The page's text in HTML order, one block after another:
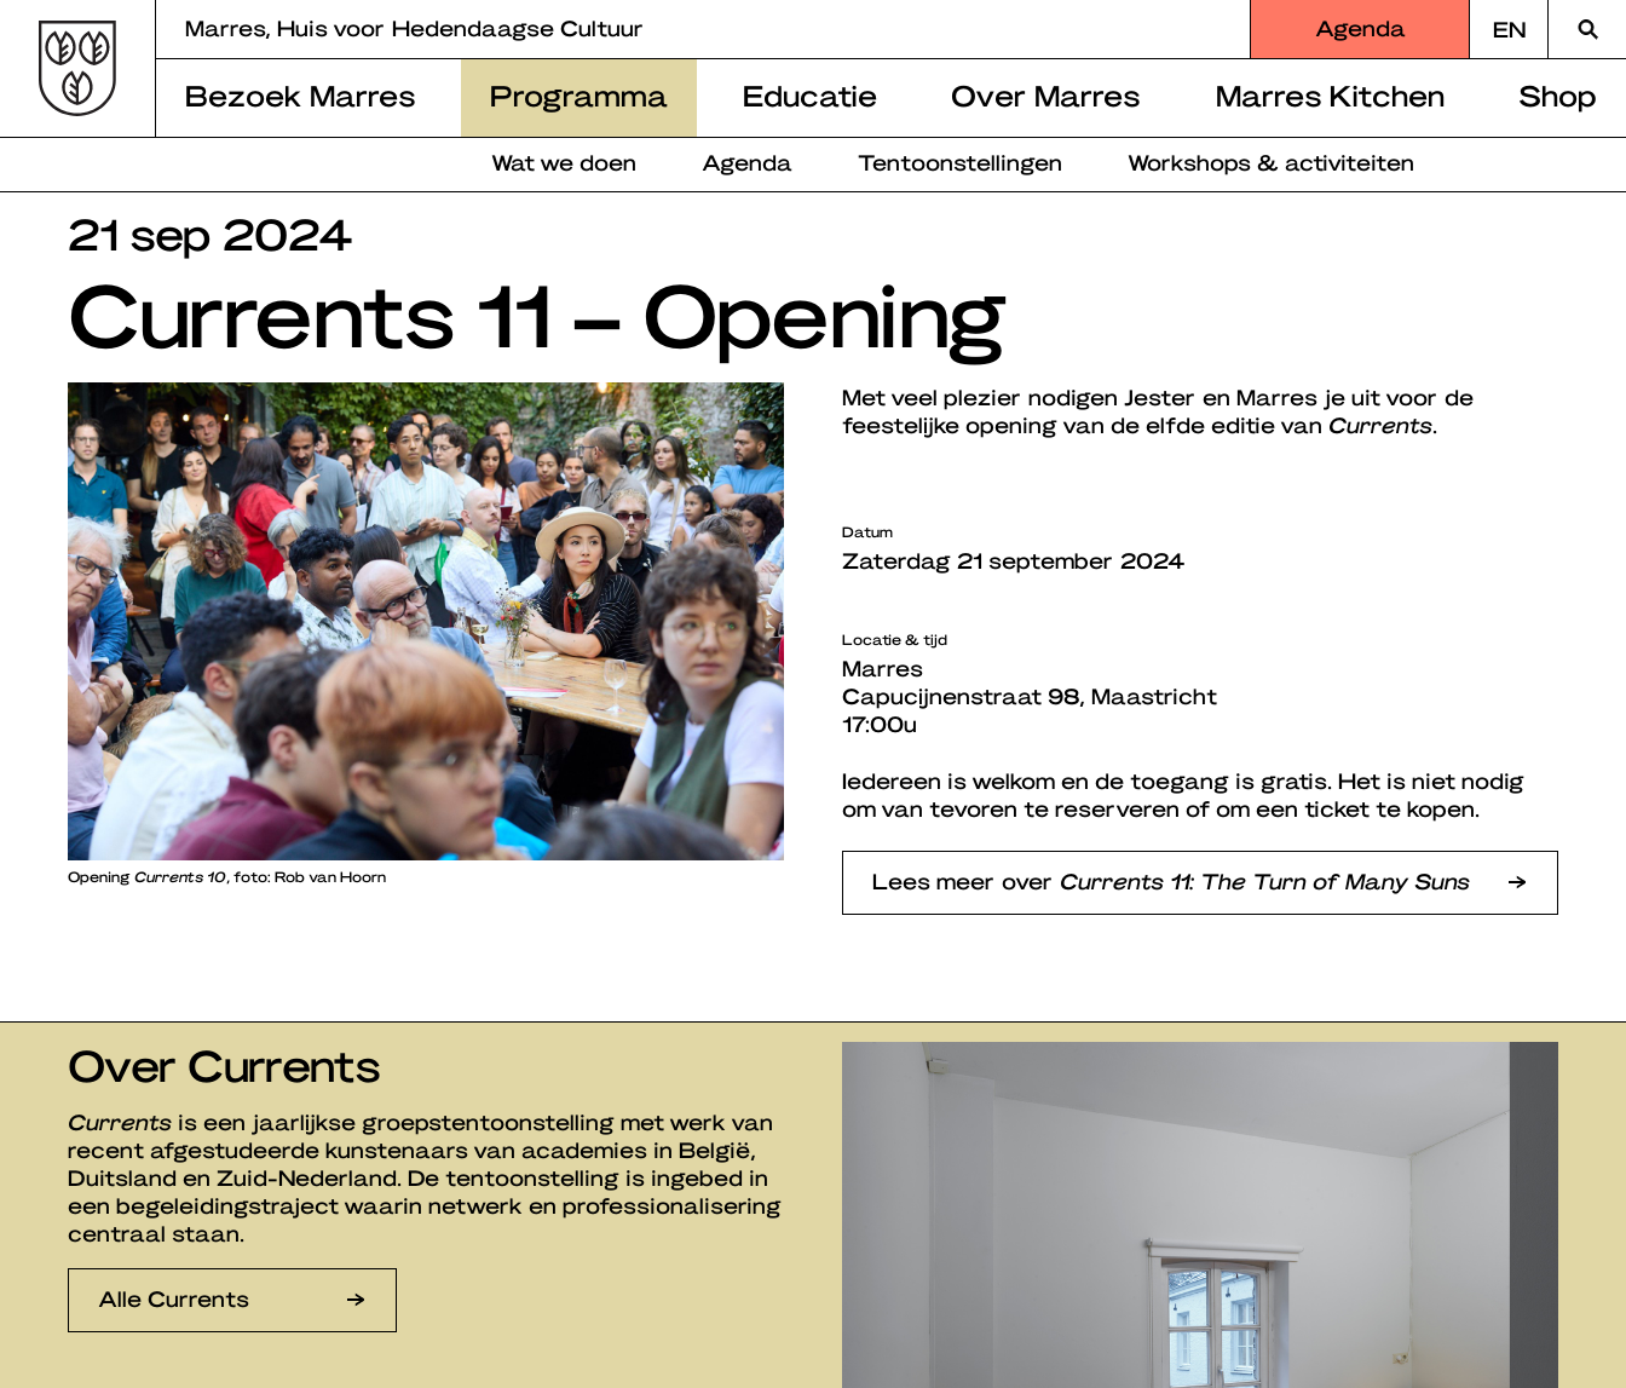
content
Marres, Huis voor Hedendaagse Cultuur Agenda EN
naar
Bezoek Marres Programma
Wat we doen Agenda Tentoonstellingen Workshops & activiteiten
Educatie Over Marres Marres Kitchen Shop
21 sep 2024
Currents 11 – Opening
Opening Currents 10 , foto: Rob van Hoorn
Met veel plezier nodigen Jester en Marres je uit voor de
feestelijke opening van de elfde editie van Currents
Datum
Zaterdag 21 september 2024
Locatie & tijd
Marres
Capucijnenstraat 98, Maastricht
17:00u
Iedereen is welkom en de toegang is gratis. Het is niet nodig
om van tevoren te reserveren of om een ticket te kopen.
Lees meer over Currents 11: The Turn of Many Suns
Over Currents
Currents is een jaarlijkse groepstentoonstelling met werk van
recent afgestudeerde kunstenaars van academies in België,
Duitsland en Zuid-Nederland. De tentoonstelling is ingebed in
een begeleidingstraject waarin netwerk en professionalisering
centraal staan.
Alle Currents